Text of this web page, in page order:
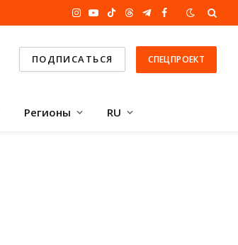
Instagram
YouTube
TikTokThreadsTelegram
Facebook
ПОДПИСАТЬСЯ СПЕЦПРОЕКТ
Регионы RU